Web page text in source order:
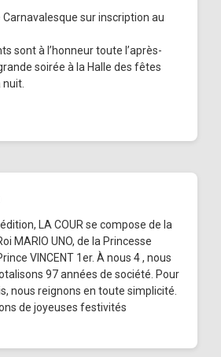
Carnavalesque sur inscription au
sont à l’honneur toute l’après-
soirée à la Halle des fêtes
nuit.
LA COUR se compose de la
MARIO UNO, de la Princesse
VINCENT 1er. À nous 4 , nous
97 années de société. Pour
nous reignons en toute simplicité.
de joyeuses festivités